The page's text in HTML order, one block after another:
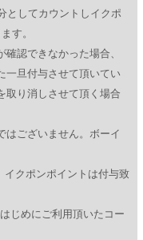
としてカウントしイクポ
す。
認できなかった場合、
一旦付与させて頂いてい
取り消しさせて頂く場合
ございません。ボーイ
クポンポイントは付与致
じめにご利用頂いたコー